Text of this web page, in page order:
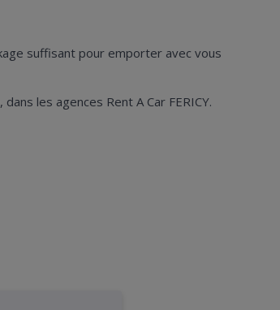
suffisant pour emporter avec vous
les agences Rent A Car FERICY.